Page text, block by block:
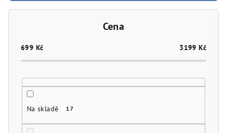
o
Cena
699 Kč 3199 Kč
Na skladě 17